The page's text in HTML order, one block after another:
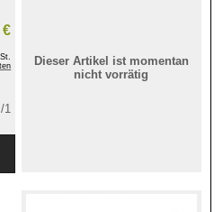
€
/1
Dieser Artikel ist momentan
nicht vorrätig